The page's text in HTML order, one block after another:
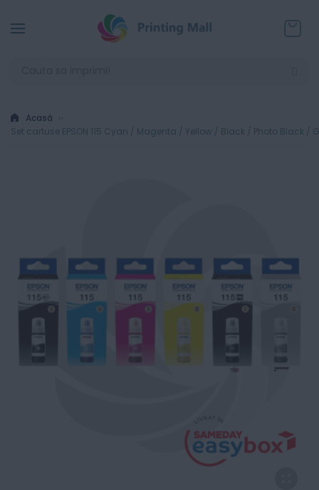
Acasă
Set cartuse EPSON 115 Cyan / Magenta / Yellow / Black / Photo Black /